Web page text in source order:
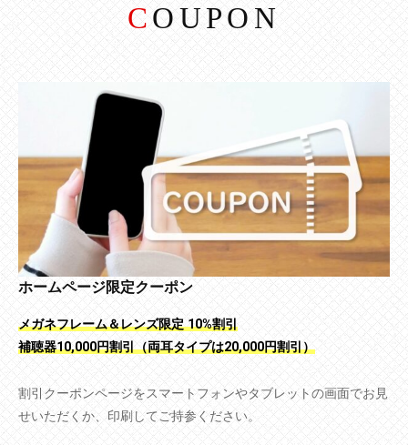
COUPON
ホームページ限定クーポン
メガネフレーム＆レンズ限定 10%割引
補聴器10,000円割引（両耳タイプは20,000円割引）
割引クーポンページをスマートフォンやタブレットの画面でお見
せいただくか、印刷してご持参ください。